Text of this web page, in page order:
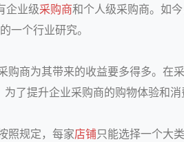
企业级采购商和个人级采购商。如
一个行业研究。
购商为其带来的收益要多得多。在
了提升企业采购商的购物体验和
照规定，每家店铺只能选择一个大